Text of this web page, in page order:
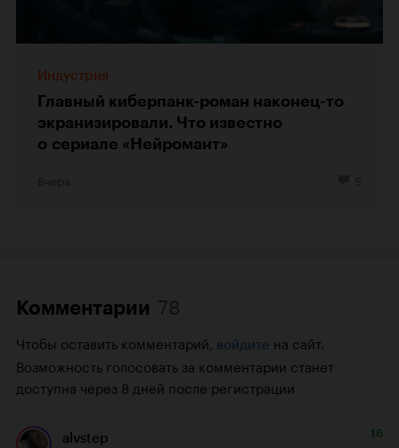
Индустрия
Главный киберпанк-роман наконец-то
экранизировали. Что известно
о сериале «Нейромант»
Комментарии
Чтобы оставить комментарий, войдите на сайт.
Возможность голосовать за комментарии станет
доступна через 8 дней после регистрации
alvstep 16